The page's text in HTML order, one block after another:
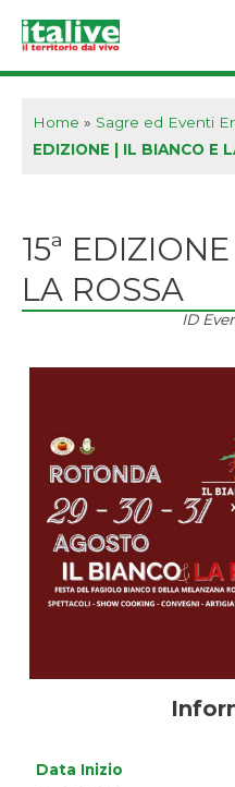
Home » Sagre ed Eventi
EDIZIONE | IL BIANCO E
15ª
LA ROSSA
ID
Data Inizio